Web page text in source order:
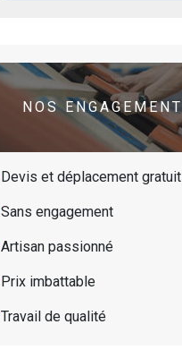
NOS
Devis et déplacement
Sans engagement
Artisan passionné
Prix imbattable
Travail de qualité